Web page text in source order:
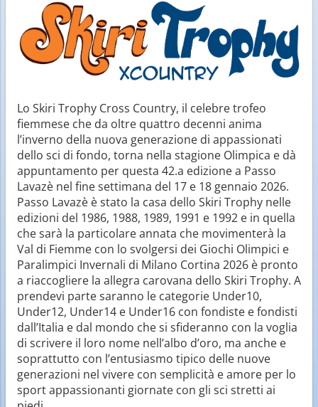
Lo Skiri Trophy Cross Country, il celebre trofeo
fiemmese che da oltre quattro decenni anima
l’inverno della nuova generazione di appassionati
dello sci di fondo, torna nella stagione Olimpica e dà
appuntamento per questa 42.a edizione a Passo
Lavazè nel fine settimana del 17 e 18 gennaio 2026.
Passo Lavazè è stato la casa dello Skiri Trophy nelle
edizioni del 1986, 1988, 1989, 1991 e 1992 e in quella
che sarà la particolare annata che movimenterà la
Val di Fiemme con lo svolgersi dei Giochi Olimpici e
Paralimpici Invernali di Milano Cortina 2026 è pronto
a riaccogliere la allegra carovana dello Skiri Trophy. A
prendevi parte saranno le categorie Under10,
Under12, Under14 e Under16 con fondiste e fondisti
dall’Italia e dal mondo che si sfideranno con la voglia
di scrivere il loro nome nell’albo d’oro, ma anche e
soprattutto con l’entusiasmo tipico delle nuove
generazioni nel vivere con semplicità e amore per lo
sport appassionanti giornate con gli sci stretti ai